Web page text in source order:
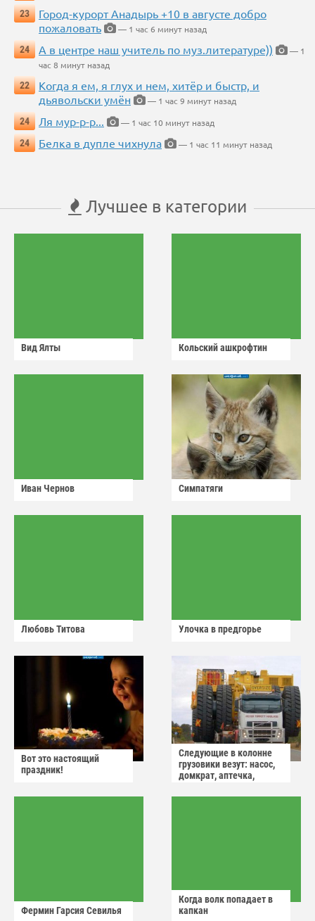
23
Город-курорт Анадырь +10 в августе добро
пожаловать
— 1 час 6 минут назад
24
А в центре наш учитель по муз.литературе))
— 1
час 8 минут назад
22
Когда я ем, я глух и нем, хитёр и быстр, и
дьявольски умён
— 1 час 9 минут назад
24
Ля мур-р-р...
— 1 час 10 минут назад
24
Белка в дупле чихнула — 1 час 11 минут назад
Лучшее в категории
Вид Ялты Кольский ашкрофтин
Иван Чернов Симпатяги
Любовь Титова Улочка в предгорье
Вот это настоящий
праздник!
Следующие в колонне
грузовики везут: насос,
домкрат, аптечка,
Фермин Гарсия Севилья
Когда волк попадает в
капкан